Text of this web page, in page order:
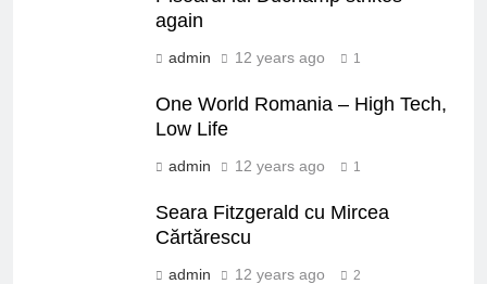
again
admin 12 years ago 1
One World Romania – High Tech,
Low Life
admin 12 years ago 1
Seara Fitzgerald cu Mircea
Cărtărescu
admin 12 years ago 2